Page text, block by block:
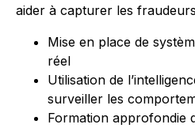
aider à capturer les
Mise en place de
réel
Utilisation de
surveiller les
Formation approfondie